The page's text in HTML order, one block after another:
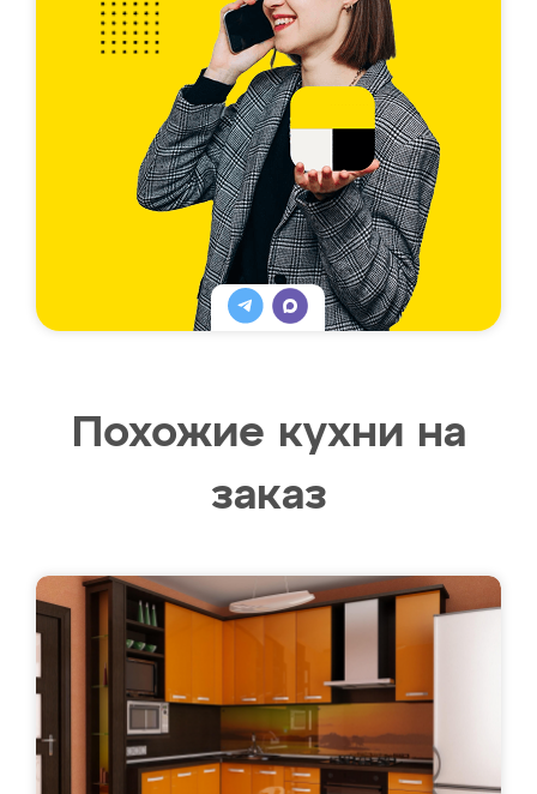
Похожие кухни на
заказ